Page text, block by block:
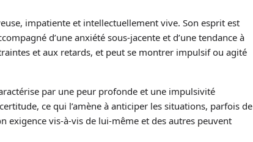
impatiente et intellectuellement vive. Son esprit est
d’une anxiété sous-jacente et d’une tendance à
et aux retards, et peut se montrer impulsif ou agité
par une peur profonde et une impulsivité
ce qui l’amène à anticiper les situations, parfois de
exigence vis-à-vis de lui-même et des autres peuvent